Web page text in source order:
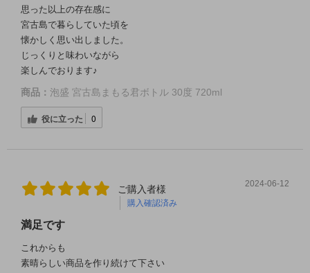
思った以上の存在感に
宮古島で暮らしていた頃を
懐かしく思い出しました。
じっくりと味わいながら
楽しんでおります♪
商品： 泡盛 宮古島まもる君ボトル 30度 720ml
役に立った 0
ご購入者様
購入確認済み
2024-06-12
満足です
これからも
素晴らしい商品を作り続けて下さい